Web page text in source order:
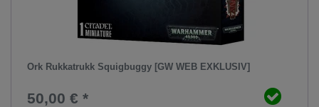
Ork Rukkatrukk Squigbuggy [GW WEB EXKLUSIV]
50,00 € *